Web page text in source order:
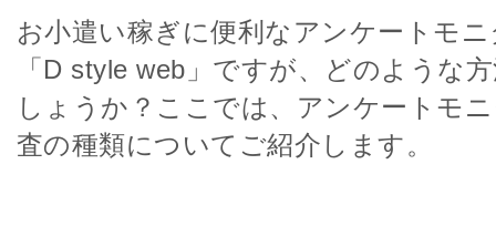
お小遣い稼ぎに便利なアンケートモ
「D style web」ですが、どのような
しょうか？ここでは、アンケートモ
査の種類についてご紹介します。